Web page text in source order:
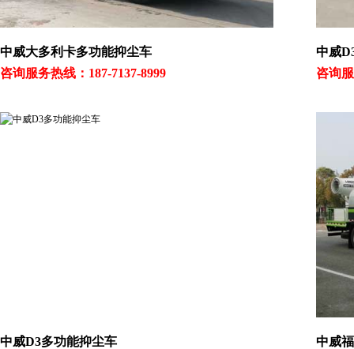
中威大多利卡多功能抑尘车
咨询服务热线：187-7137-8999
中威
咨询
中威D3多功能抑尘车
中威